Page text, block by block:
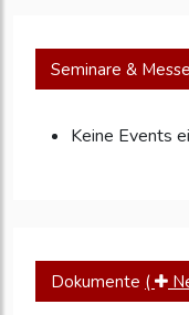
Seminare &
Keine Events
Dokumente (